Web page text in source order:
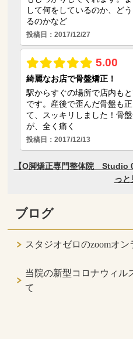
ブログ
スタジオゼロのzoomオ
当院の新型コロナウィル
て